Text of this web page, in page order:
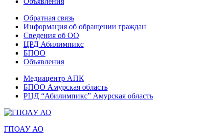
Обратная связь
Информация об обращении граждан
Сведения об ОО
ЦРД Абилимпикс
БПОО
Объявления
Медиацентр АПК
БПОО Амурская область
РЦД “Абилимпикс” Амурская область
ГПОАУ АО